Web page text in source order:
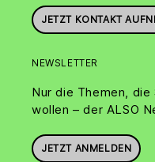
JETZT KONTAKT
NEWSLETTER
Nur die Themen, die
wollen – der ALSO
JETZT ANMELDEN